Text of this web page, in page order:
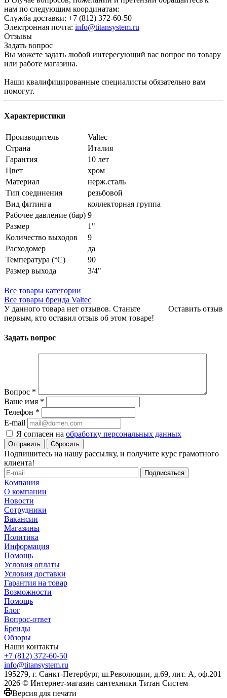
нам по следующим координатам:
Служба доставки: +7 (812) 372-60-50
Электронная почта: info@titansystem.ru
Отзывы
Задать вопрос
Вы можете задать любой интересующий вас вопрос по товару
или работе магазина.
Наши квалифицированные специалисты обязательно вам
помогут.
Характеристики
Производитель
Valtec
Страна
Италия
Гарантия
10 лет
Цвет
хром
Материал
нерж.сталь
Тип соединения
резьбовой
Вид фитинга
коллекторная группа
Рабочее давление (бар) 9
Размер
1"
Количество выходов
9
Расходомер
да
Температура (°С)
90
Размер выхода
3/4"
Все товары категории
Все товары бренда Valtec
Оставить отзыв
У данного товара нет отзывов. Станьте
первым, кто оставил отзыв об этом товаре!
Задать вопрос
Вопрос *
Ваше имя *
Телефон *
E-mail
Я согласен на обработку персональных данных
Сбросить
Подпишитесь на нашу рассылку, и получите курс грамотного
клиента!
Компания
О компании
Новости
Сотрудники
Вакансии
Магазины
Политика
Информация
Помощь
Условия оплаты
Условия доставки
Гарантия на товар
Возможности
Помощь
Блог
Вопрос-ответ
Бренды
Обзоры
Наши контакты
+7 (812) 372-60-50
info@titansystem.ru
195279, г. Санкт-Петербург, ш.Революции, д.69, лит. А, оф.201
2026 © Интернет-магазин сантехники Титан Систем
Версия для печати